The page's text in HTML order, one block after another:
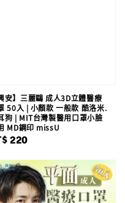
興安】三麗鷗 成人3D立體醫療
50入 | 小顏款 一般款 酷洛米.
狗 | MIT台灣製醫用口罩小臉
MD鋼印 missU
220